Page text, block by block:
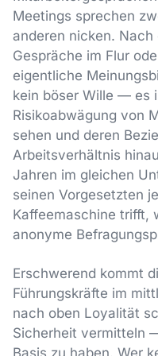
Meetings sprechen
anderen nicken.
Gespräche im Flur
eigentliche
kein böser Wille — es
Risikoabwägung von
sehen und deren
Arbeitsverhältnis
Jahren im gleichen
seinen Vorgesetzten
Kaffeemaschine trifft,
anonyme
Erschwerend kommt
Führungskräfte im
nach oben Loyalität
Sicherheit vermitteln
Basis zu haben. Wer